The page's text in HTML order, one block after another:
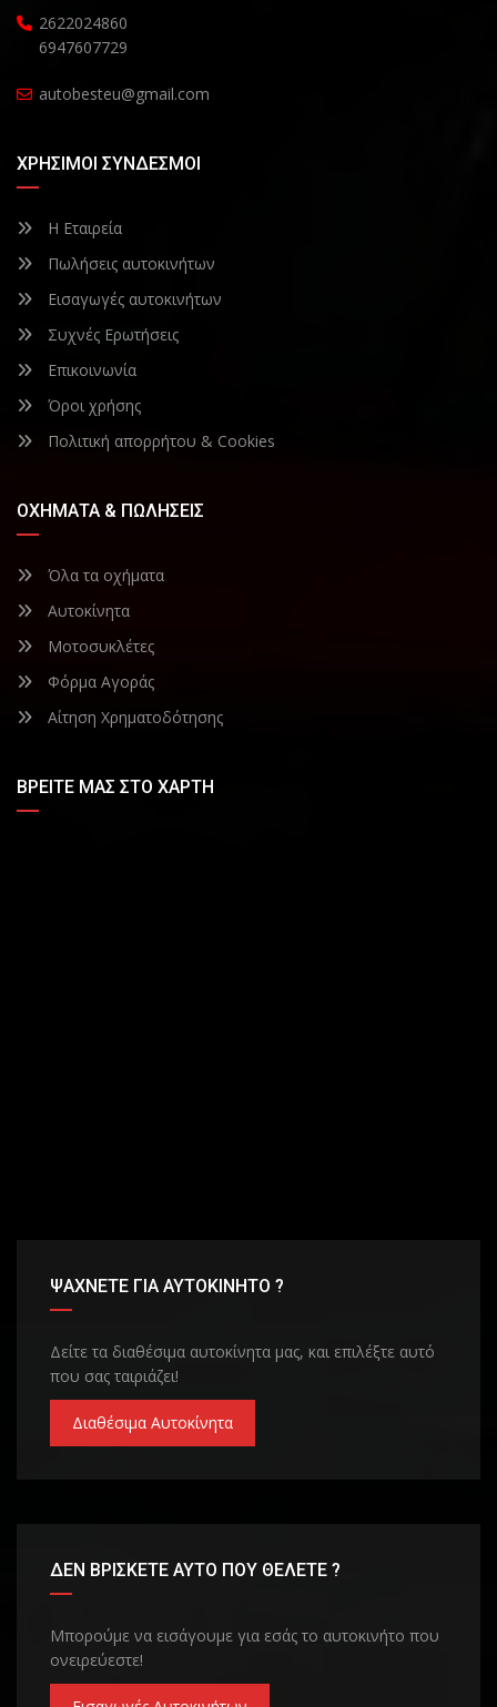
2622024860
6947607729
autobesteu@gmail.com
ΧΡΉΣΙΜΟΙ ΣΎΝΔΕΣΜΟΙ
Η Εταιρεία
Πωλήσεις αυτοκινήτων
Εισαγωγές αυτοκινήτων
Συχνές Ερωτήσεις
Επικοινωνία
Όροι χρήσης
Πολιτική απορρήτου & Cookies
ΟΧΉΜΑΤΑ & ΠΩΛΉΣΕΙΣ
Όλα τα οχήματα
Αυτοκίνητα
Μοτοσυκλέτες
Φόρμα Αγοράς
Αίτηση Χρηματοδότησης
ΒΡΕΊΤΕ ΜΑΣ ΣΤΟ ΧΆΡΤΗ
ΨΑΧΝΕΤΕ ΓΙΑ ΑΥΤΟΚΙΝΗΤΟ ?
Δείτε τα διαθέσιμα αυτοκίνητα μας, και επιλέξτε αυτό
που σας ταιριάζει!
Διαθέσιμα Αυτοκίνητα
ΔΕΝ ΒΡΙΣΚΕΤΕ ΑΥΤΟ ΠΟΥ ΘΕΛΕΤΕ ?
Μπορούμε να εισάγουμε για εσάς το αυτοκινήτο που
ονειρεύεστε!